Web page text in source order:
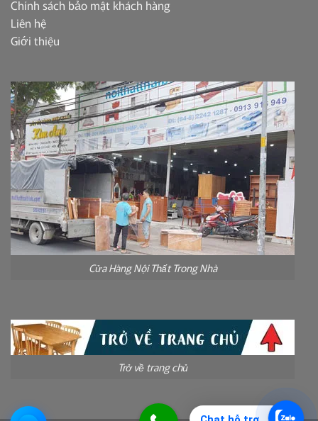
Chính sách bảo mật khách hàng
Liên hệ
Giới thiệu
Cửa Hàng Nội Thất Trong Nhà
Trở về trang chủ